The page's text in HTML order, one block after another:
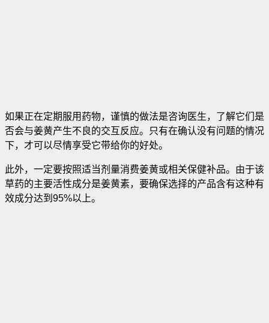
如果正在定期服用药物，谨慎的做法是咨询医生，了解它们是
否会与姜黄产生不良的交互反应。只有在确认没有问题的情况
下，才可以尽情享受它带给你的好处。
此外，一定要按照适当剂量消费姜黄或相关保健补品。由于该
草药的主要活性成分是姜黄素，要确保选择的产品含有这种有
效成分达到95%以上。